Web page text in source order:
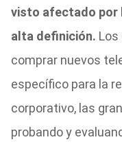
visto afectado por
alta definición.
comprar nuevos
específico para la
corporativo, las
probando y